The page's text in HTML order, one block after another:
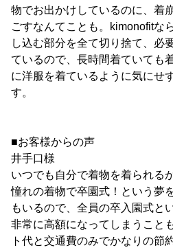
物でお出かけしているのに、着
ごすなんてことも。kimonofitな
し込む部分を全て切り捨て、必
ているので、長時間着ていても
に洋服を着ているように気にせ
す。
■お客様からの声
井手口様
いつでも自分で着物を着られる
憧れの着物で卒園式！という夢
もいるので、全員の卒入園式と
非常に高額になってしまうこと
ト代と交通費のみでかなりの節